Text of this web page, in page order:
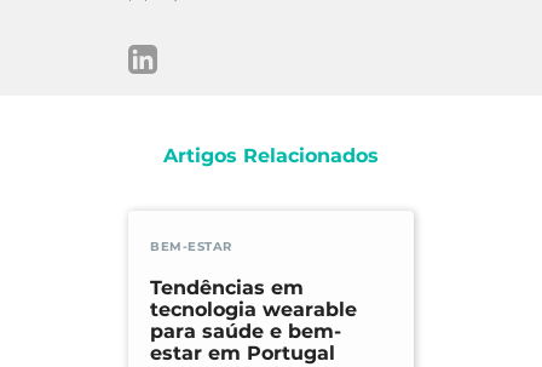
Artigos Relacionados
BEM-ESTAR
Tendências em
tecnologia wearable
para saúde e bem-
estar em Portugal